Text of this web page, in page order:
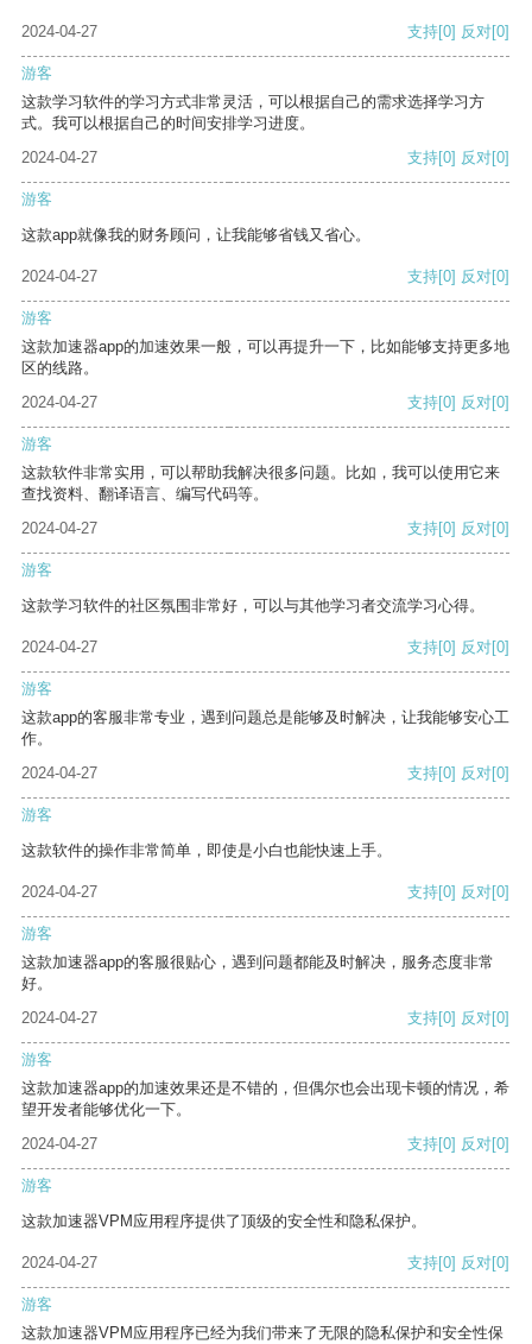
2024-04-27 支持[0] 反对[0]
游客
这款学习软件的学习方式非常灵活，可以根据自己的需求选择学习方
式。我可以根据自己的时间安排学习进度。
2024-04-27
支持[0] 反对[0]
游客
这款app就像我的财务顾问，让我能够省钱又省心。
2024-04-27 支持[0] 反对[0]
游客
这款加速器app的加速效果一般，可以再提升一下，比如能够支持更多地
区的线路。
2024-04-27
支持[0] 反对[0]
游客
这款软件非常实用，可以帮助我解决很多问题。比如，我可以使用它来
查找资料、翻译语言、编写代码等。
2024-04-27
支持[0] 反对[0]
游客
这款学习软件的社区氛围非常好，可以与其他学习者交流学习心得。
2024-04-27 支持[0] 反对[0]
游客
这款app的客服非常专业，遇到问题总是能够及时解决，让我能够安心工
作。
2024-04-27
支持[0] 反对[0]
游客
这款软件的操作非常简单，即使是小白也能快速上手。
2024-04-27 支持[0] 反对[0]
游客
这款加速器app的客服很贴心，遇到问题都能及时解决，服务态度非常
好。
2024-04-27
支持[0] 反对[0]
游客
这款加速器app的加速效果还是不错的，但偶尔也会出现卡顿的情况，希
望开发者能够优化一下。
2024-04-27
支持[0] 反对[0]
游客
这款加速器VPM应用程序提供了顶级的安全性和隐私保护。
2024-04-27 支持[0] 反对[0]
游客
这款加速器VPM应用程序已经为我们带来了无限的隐私保护和安全性保